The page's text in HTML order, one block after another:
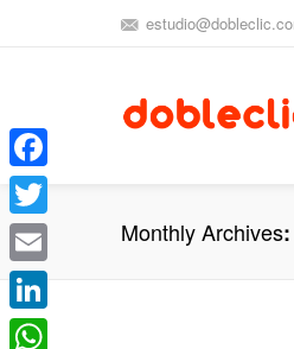
Monthly Archives
Facebook
Twitter
Email
LinkedIn